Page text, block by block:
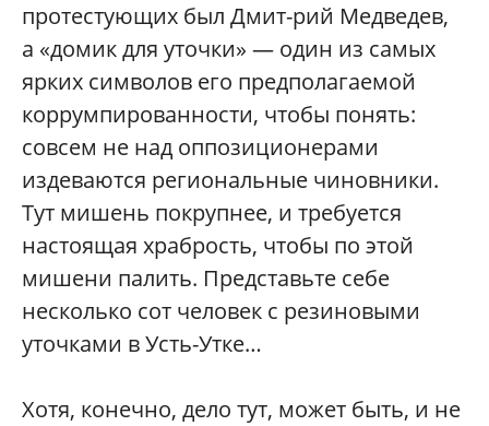
протестующих был Дмит-рий Медведев,
а «домик для уточки» — один из самых
ярких символов его предполагаемой
коррумпированности, чтобы понять:
совсем не над оппозиционерами
издеваются региональные чиновники.
Тут мишень покрупнее, и требуется
настоящая храбрость, чтобы по этой
мишени палить. Представьте себе
несколько сот человек с резиновыми
уточками в Усть-Утке…
Хотя, конечно, дело тут, может быть, и не